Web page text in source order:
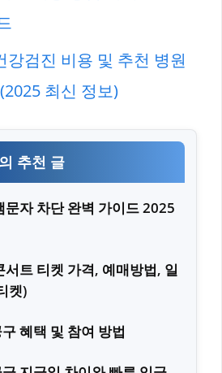
강검진 비용 및 추천 병원
최신 정보)
추천 글
문자 차단 완벽 가이드 2025
서트 티켓 가격, 예매방법, 일
켓)
혜택 및 참여 방법